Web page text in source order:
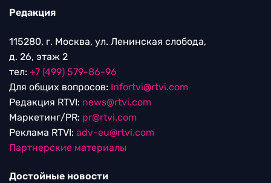
Редакция
115280, г. Москва, ул. Ленинская слобода,
д. 26, этаж 2
тел: +7 (499) 579-86-96
Для общих вопросов: Infortvi@rtvi.com
Редакция RTVI: news@rtvi.com
Маркетинг/PR: pr@rtvi.com
Реклама RTVI: adv-eu@rtvi.com
Партнерские материалы
Достойные новости